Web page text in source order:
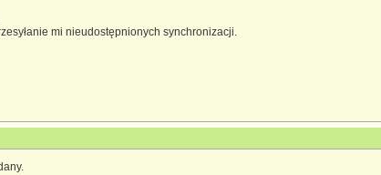
mi nieudostępnionych synchronizacji.